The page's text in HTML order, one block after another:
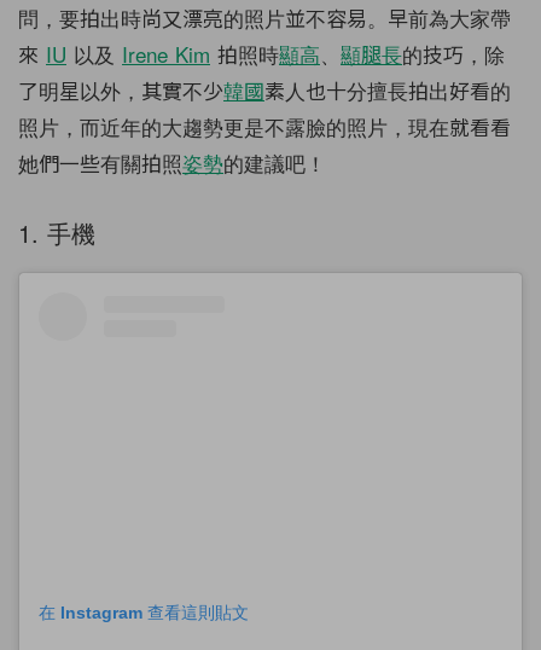
問，要拍出時尚又漂亮的照片並不容易。早前為大家帶
來 IU 以及 Irene Kim 拍照時顯高 顯腿長的技巧，除
了明星以外，其實不少韓國素人也十分擅長拍出好看的
照片，而近年的大趨勢更是不露臉的照片，現在就看看
她們一些有關拍照姿勢的建議吧！
1. 手機
在 Instagram 查看這則貼文